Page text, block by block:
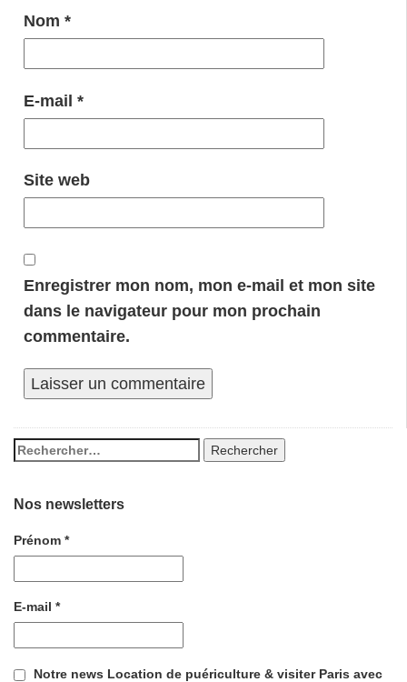
Nom *
E-mail *
Site web
Enregistrer mon nom, mon e-mail et mon site
dans le navigateur pour mon prochain
commentaire.
Nos newsletters
Prénom *
E-mail *
Notre news Location de puériculture & visiter Paris avec